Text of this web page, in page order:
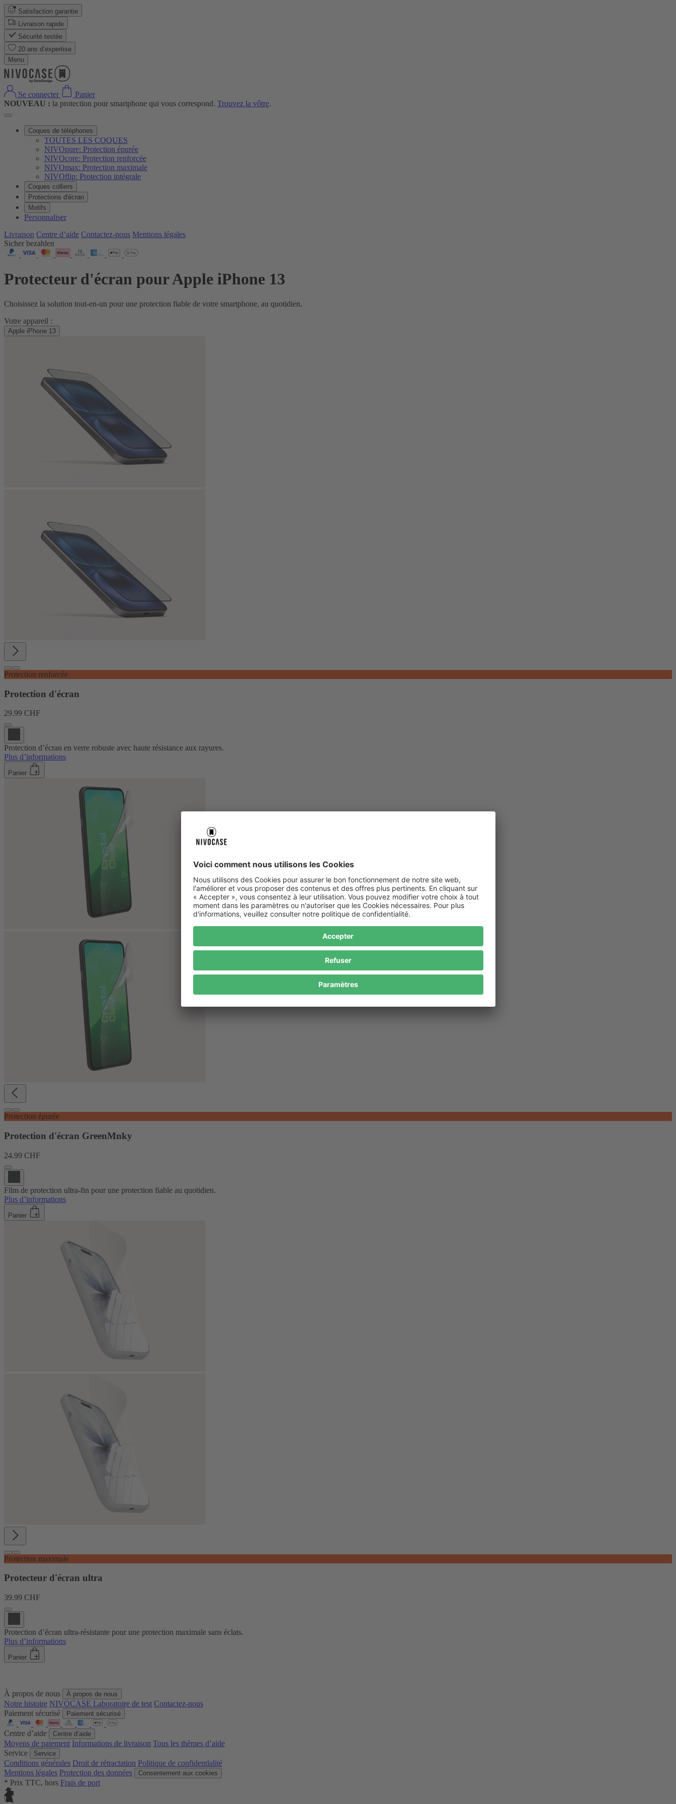
Satisfaction garantie
Livraison rapide
Sécurité testée
20 ans d’expertise
Menu
Se connecter
Panier
NOUVEAU : la protection pour smartphone qui vous correspond. Trouvez la vôtre.
Coques de téléphones
TOUTES LES COQUES
NIVOpure: Protection épurée
NIVOcore: Protection renforcée
NIVOmax: Protection maximale
NIVOflip: Protection intégrale
Coques colliers
Protections d'écran
Motifs
Personnaliser
Livraison Centre d’aide Contactez‑nous Mentions légales
Sicher bezahlen
Protecteur d'écran pour Apple iPhone 13
Choisissez la solution tout‑en‑un pour une protection fiable de votre smartphone, au quotidien.
Votre appareil :
Apple iPhone 13
Protection renforcée
Protection d'écran
29.99 CHF
Protection d’écran en verre robuste avec haute résistance aux rayures.
Plus d’informations
Panier
Protection épurée
Protection d'écran GreenMnky
24.99 CHF
Film de protection ultra-fin pour une protection fiable au quotidien.
Plus d’informations
Panier
Protection maximale
Protecteur d'écran ultra
39.99 CHF
Protection d’écran ultra-résistante pour une protection maximale sans éclats.
Plus d’informations
Panier
À propos de nous À propos de nous
Notre histoire NIVOCASE Laboratoire de test Contactez-nous
Paiement sécurisé
Paiement sécurisé
Centre d’aide Centre d’aide
Moyens de paiement Informations de livraison Tous les thèmes d’aide
Service
Service
Conditions générales Droit de rétractation Politique de confidentialité
Mentions légales Protection des données Consentement aux cookies
* Prix TTC, hors Frais de port